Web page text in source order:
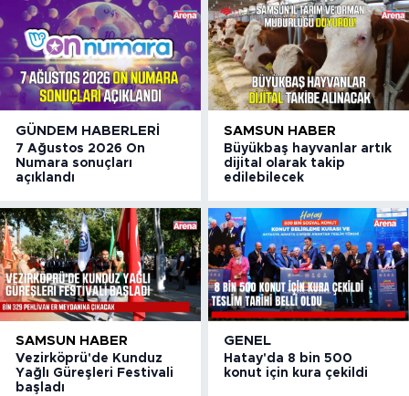
GÜNDEM HABERLERI
7 Ağustos 2026 On
Numara sonuçları
açıklandı
SAMSUN HABER
Büyükbaş hayvanlar artık
dijital olarak takip
edilebilecek
SAMSUN HABER
Vezirköprü'de Kunduz
Yağlı Güreşleri Festivali
başladı
GENEL
Hatay'da 8 bin 500
konut için kura çekildi